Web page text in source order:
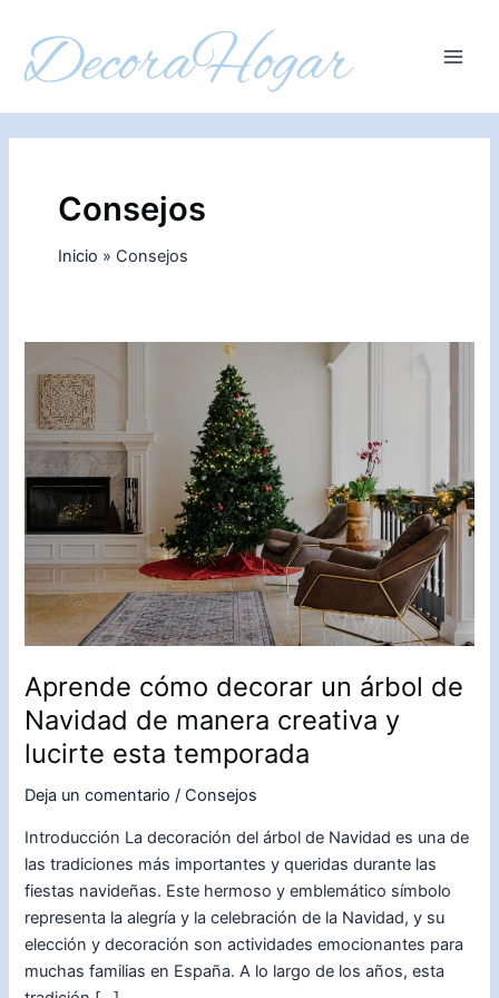
contenido
Consejos
Inicio Consejos
Aprende cómo decorar un árbol de
Navidad de manera creativa y
lucirte esta temporada
Deja un comentario / Consejos
Introducción La decoración del árbol de Navidad es una de
las tradiciones más importantes y queridas durante las
fiestas navideñas. Este hermoso y emblemático símbolo
representa la alegría y la celebración de la Navidad, y su
elección y decoración son actividades emocionantes para
muchas familias en España. A lo largo de los años, esta